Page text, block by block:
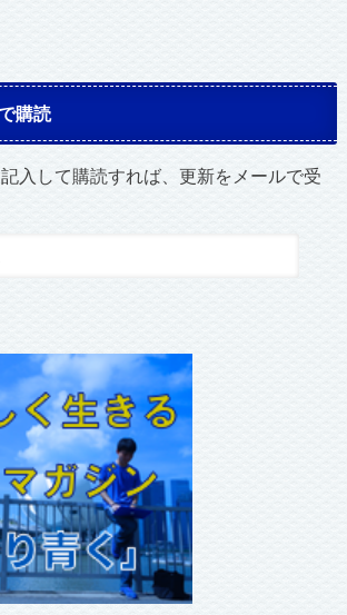
購読
入して購読すれば、更新をメールで受